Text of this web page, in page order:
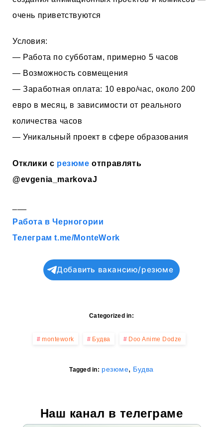
очень приветствуются
Условия:
— Работа по субботам, примерно 5 часов
— Возможность совмещения
— Заработная оплата: 10 евро/час, около 200
евро в месяц, в зависимости от реального
количества часов
— Уникальный проект в сфере образования
Отклики с резюме отправлять
@evgenia_markovaJ
Работа в Черногории
Телеграм t.me/MonteWork
Добавить вакансию/резюме
Categorized in:
montework Будва Doo Anime Dodze
Tagged in: резюме, Будва
Наш канал в телеграме